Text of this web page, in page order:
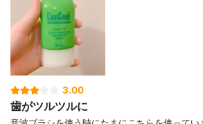
3.00
歯がツルツルに